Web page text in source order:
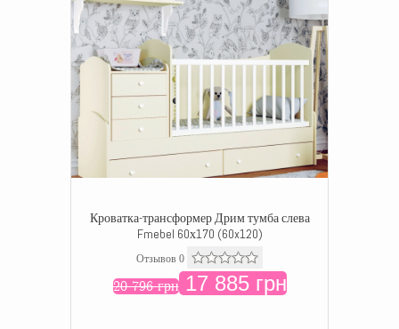
Кроватка-трансформер Дрим тумба слева
Fmebel 60х170 (60x120)
Отзывов 0
20 796 грн17 885 грн